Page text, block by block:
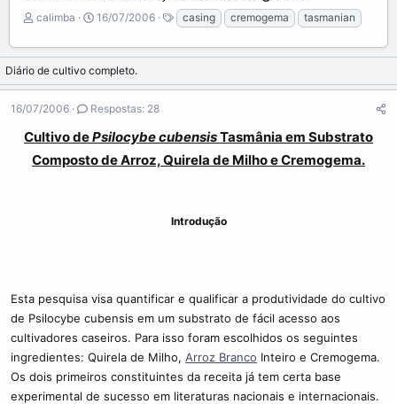
C
i
r
o
t
calimba
D
t
i
í
c
16/07/2006 casing cremogema tasmanian
Diário de cultivo completo.
16/07/2006 Respostas: 28
Cultivo dePsilocybe cubensisTasmânia em Substrato
Composto de Arroz, Quirela de Milho e Cremogema.
Introdução
Esta pesquisa visa quantificar e qualificar a produtividade do cultivo
de Psilocybe cubensis em um substrato de fácil acesso aos
cultivadores caseiros. Para isso foram escolhidos os seguintes
ingredientes: Quirela de Milho, Arroz Branco Inteiro e Cremogema.
Os dois primeiros constituintes da receita já tem certa base
experimental de sucesso em literaturas nacionais e internacionais.